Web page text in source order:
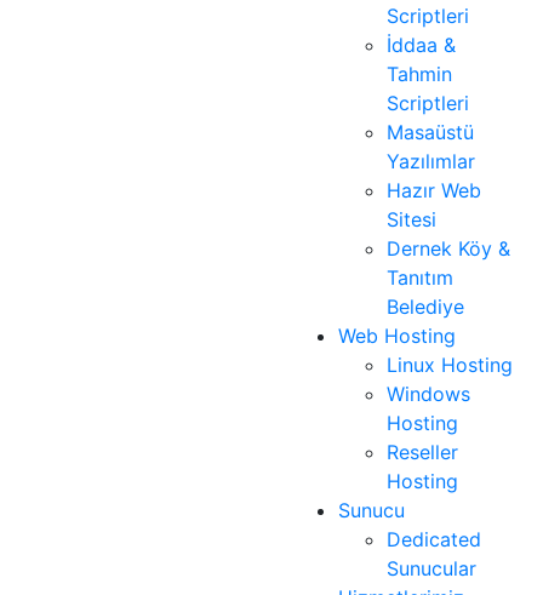
Scriptleri
İddaa &
Tahmin
Scriptleri
Masaüstü
Yazılımlar
Hazır Web
Sitesi
Dernek Köy &
Tanıtım
Belediye
Web Hosting
Linux Hosting
Windows
Hosting
Reseller
Hosting
Sunucu
Dedicated
Sunucular